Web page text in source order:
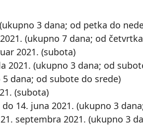
3 dana; od petka do
(ukupno 7 dana; od
2021. (subota)
2021. (ukupno 3 dana; od
dana; od subote do srede)
(subota)
14. juna 2021. (ukupno 3
septembra 2021. (ukupno 3